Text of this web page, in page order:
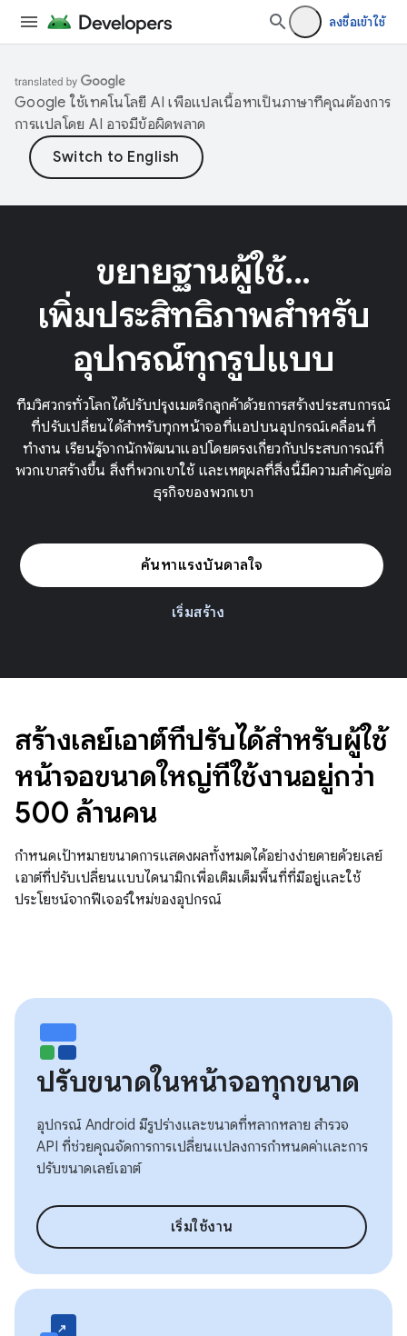
ลงชื่อเข้าใช้
Google ใช้เทคโนโลยี AI เพื่อแปลเนื้อหาเป็นภาษาที่คุณต้องการ
การแปลโดย AI อาจมีข้อผิดพลาด
ขยายฐานผู้ใช้...
เพิ่มประสิทธิภาพสำหรับ
อุปกรณ์ทุกรูปแบบ
ทีมวิศวกรทั่วโลกได้ปรับปรุงเมตริกลูกค้าด้วยการสร้างประสบการณ์
ที่ปรับเปลี่ยนได้สำหรับทุกหน้าจอที่แอปบนอุปกรณ์เคลื่อนที่
ทำงาน เรียนรู้จากนักพัฒนาแอปโดยตรงเกี่ยวกับประสบการณ์ที่
พวกเขาสร้างขึ้น สิ่งที่พวกเขาใช้ และเหตุผลที่สิ่งนี้มีความสำคัญต่อ
ธุรกิจของพวกเขา
ค้นหาแรงบันดาลใจ
เริ่มสร้าง
สร้างเลย์เอาต์ที่ปรับได้สำหรับผู้ใช้
หน้าจอขนาดใหญ่ที่ใช้งานอยู่กว่า
500 ล้านคน
กำหนดเป้าหมายขนาดการแสดงผลทั้งหมดได้อย่างง่ายดายด้วยเลย์
เอาต์ที่ปรับเปลี่ยนแบบไดนามิกเพื่อเติมเต็มพื้นที่ที่มีอยู่และใช้
ประโยชน์จากฟีเจอร์ใหม่ของอุปกรณ์
ปรับขนาดในหน้าจอทุกขนาด
อุปกรณ์ Android มีรูปร่างและขนาดที่หลากหลาย สำรวจ
API ที่ช่วยคุณจัดการการเปลี่ยนแปลงการกําหนดค่าและการ
ปรับขนาดเลย์เอาต์
เริ่มใช้งาน